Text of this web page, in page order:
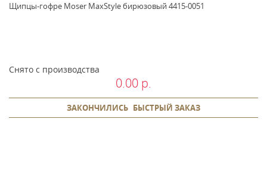
Щипцы-гофре Moser MaxStyle бирюзовый 4415-0051
Снято с производства
0.00 р.
ЗАКОНЧИЛИСЬ БЫСТРЫЙ ЗАКАЗ